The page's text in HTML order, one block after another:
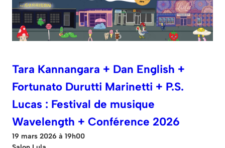
Tara Kannangara + Dan English +
Fortunato Durutti Marinetti + P.S.
Lucas : Festival de musique
Wavelength + Conférence 2026
19 mars 2026 à 19h00